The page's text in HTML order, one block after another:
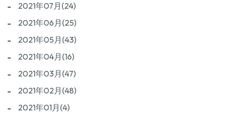
2021年07月(24)
2021年06月(25)
2021年05月(43)
2021年04月(16)
2021年03月(47)
2021年02月(48)
2021年01月(4)